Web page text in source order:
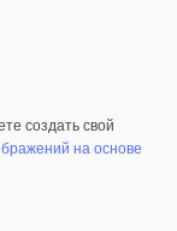
создать свой
на основе